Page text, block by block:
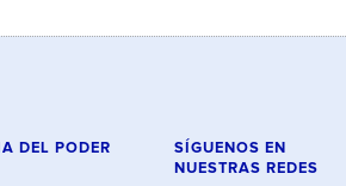
DEL PODER
SÍGUENOS EN
NUESTRAS REDES